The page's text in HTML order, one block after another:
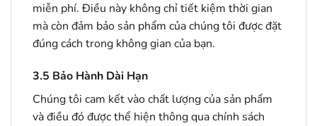
miễn phí. Điều này không chỉ tiết kiệm thời gian
mà còn đảm bảo sản phẩm của chúng tôi được đặt
đúng cách trong không gian của bạn.
3.5 Bảo Hành Dài Hạn
Chúng tôi cam kết vào chất lượng của sản phẩm
và điều đó được thể hiện thông qua chính sách